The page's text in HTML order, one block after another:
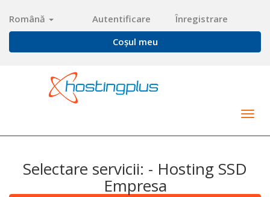
Română Autentificare
Înregistrare
Coșul meu
Selectare servicii: - Hosting SSD
Empresa